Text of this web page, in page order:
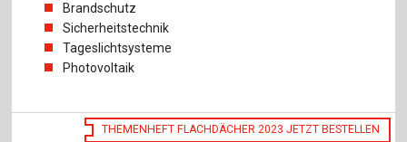
Brandschutz
Sicherheitstechnik
Tageslichtsysteme
Photovoltaik
THEMENHEFT FLACHDÄCHER 2023 JETZT BESTELLEN